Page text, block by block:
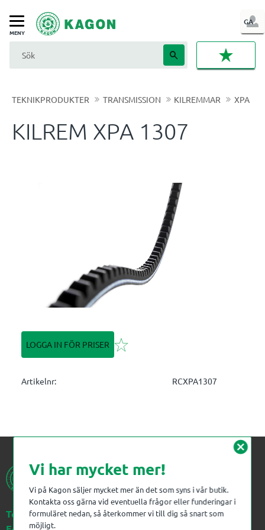
Meny
GA
IN
TEKNIKPRODUKTER TRANSMISSION KILREMMAR XPA
KILREM XPA 1307
LOGGA IN FÖR PRISER Lägg till i favoriter
Artikelnr RCXPA1307
Telefon:023-383 18 00
cancel
Vi har mycket mer!
Vi på Kagon säljer mycket mer än det som syns i vår butik.
Kontakta oss gärna vid eventuella frågor eller funderingar i
formuläret nedan, så återkommer vi till dig så snart som
möjligt.